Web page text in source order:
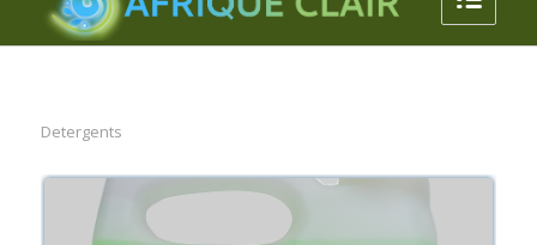
Detergents